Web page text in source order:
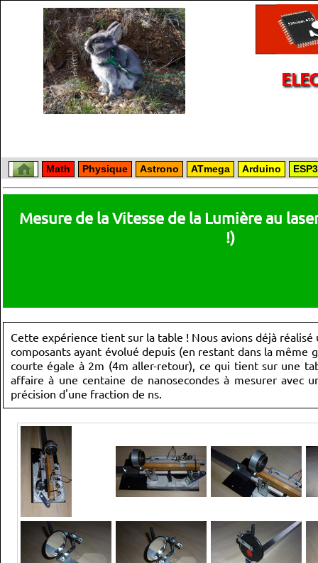
Math Physique Astrono ATmega Arduino
Mesure de la Vitesse de la Lumière au
!)
Cette expérience tient sur la table ! Nous avions déjà
composants ayant évolué depuis (en restant dans la
courte égale à 2m (4m aller-retour), ce qui tient sur une
affaire à une centaine de nanosecondes à mesurer avec
précision d'une fraction de ns.